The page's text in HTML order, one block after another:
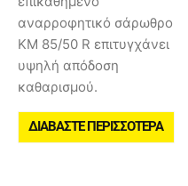
αναρροφητικό σάρωθρο
KM 85/50 R επιτυγχάνει
υψηλή απόδοση
καθαρισμού.
ΔΙΑΒΆΣΤΕ ΠΕΡΙΣΣΌΤΕΡΑ